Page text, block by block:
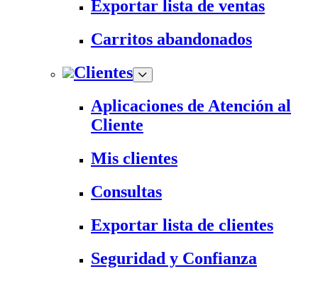
Exportar lista de ventas
Carritos abandonados
Clientes
Aplicaciones de Atención al
Cliente
Mis clientes
Consultas
Exportar lista de clientes
Seguridad y Confianza